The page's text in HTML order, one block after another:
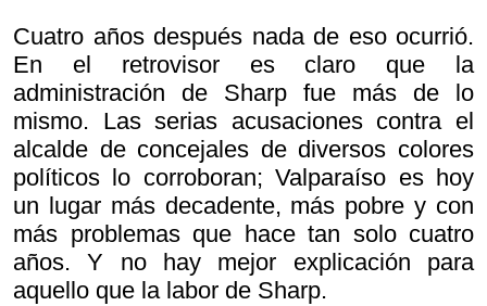
Cuatro años después nada de eso ocurrió.
En el retrovisor es claro que la
administración de Sharp fue más de lo
mismo. Las serias acusaciones contra el
alcalde de concejales de diversos colores
políticos lo corroboran; Valparaíso es hoy
un lugar más decadente, más pobre y con
más problemas que hace tan solo cuatro
años. Y no hay mejor explicación para
aquello que la labor de Sharp.